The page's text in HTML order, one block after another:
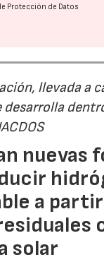
Protección de Datos
llevada a
desarrolla
nuevas
a
solar